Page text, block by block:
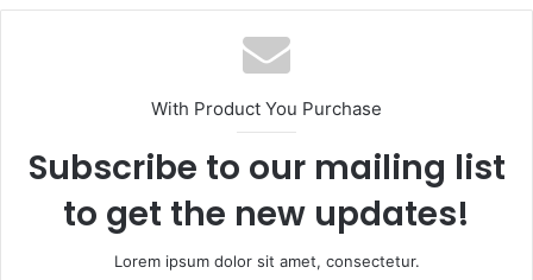
With Product You Purchase
Subscribe to our mailing list
to get the new updates!
Lorem ipsum dolor sit amet, consectetur.